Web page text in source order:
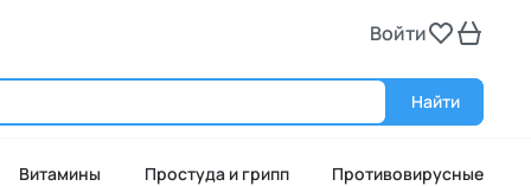
Войти
Найти
Витамины Простуда и грипп Противовирусные